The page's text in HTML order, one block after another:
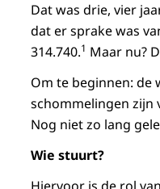
Dat was drie, vier
dat er sprake was
314.740.1 Maar nu?
Om te beginnen:
schommelingen zijn
Nog niet zo lang
Wie stuurt?